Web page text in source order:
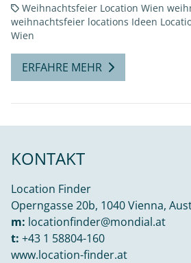
Weihnachtsfeier Location Wien
weihnachtsfeier locations Ideen
Wien
ERFAHRE MEHR
KONTAKT
Location Finder
Operngasse 20b, 1040 Vienna,
m: locationfinder@mondial.at
t: +43 1 58804-160
www.location-finder.at